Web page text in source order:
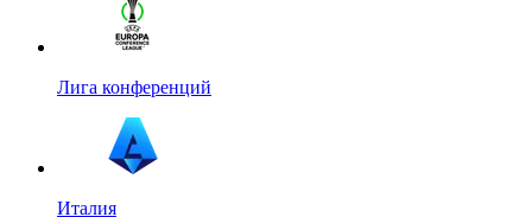
Лига конференций
Италия